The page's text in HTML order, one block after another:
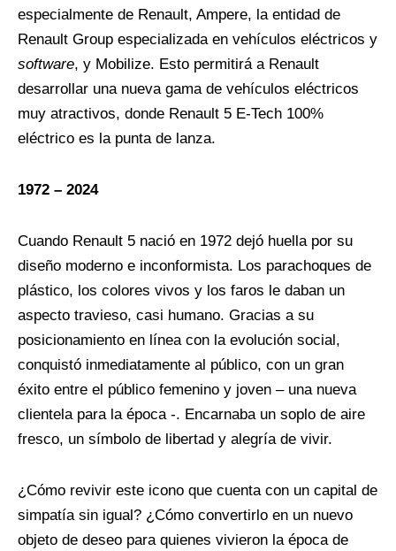
especialmente de Renault, Ampere, la entidad de
Renault Group especializada en vehículos eléctricos y
software, y Mobilize. Esto permitirá a Renault
desarrollar una nueva gama de vehículos eléctricos
muy atractivos, donde Renault 5 E-Tech 100%
eléctrico es la punta de lanza.
1972 – 2024
Cuando Renault 5 nació en 1972 dejó huella por su
diseño moderno e inconformista. Los parachoques de
plástico, los colores vivos y los faros le daban un
aspecto travieso, casi humano. Gracias a su
posicionamiento en línea con la evolución social,
conquistó inmediatamente al público, con un gran
éxito entre el público femenino y joven – una nueva
clientela para la época -. Encarnaba un soplo de aire
fresco, un símbolo de libertad y alegría de vivir.
¿Cómo revivir este icono que cuenta con un capital de
simpatía sin igual? ¿Cómo convertirlo en un nuevo
objeto de deseo para quienes vivieron la época de